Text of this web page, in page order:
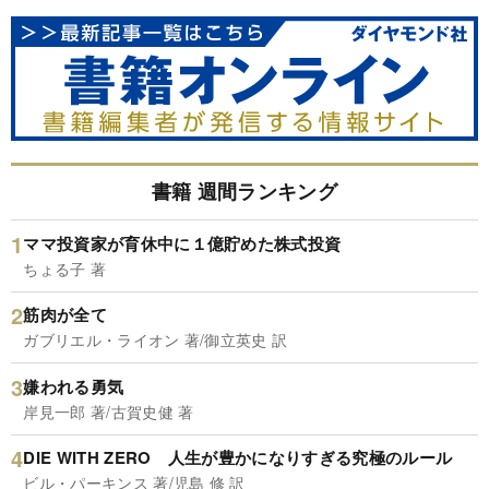
書籍 週間ランキング
ママ投資家が育休中に１億貯めた株式投資
ちょる子 著
筋肉が全て
ガブリエル・ライオン 著/御立英史 訳
嫌われる勇気
岸見一郎 著/古賀史健 著
DIE WITH ZERO 人生が豊かになりすぎる究極のルール
ビル・パーキンス 著/児島 修 訳